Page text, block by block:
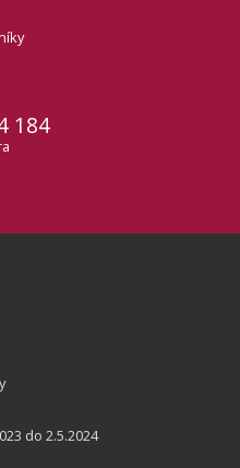
184
do 2.5.2024